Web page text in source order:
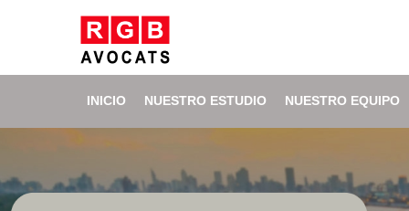
INICIO NUESTRO ESTUDIO NUESTRO EQUIPO